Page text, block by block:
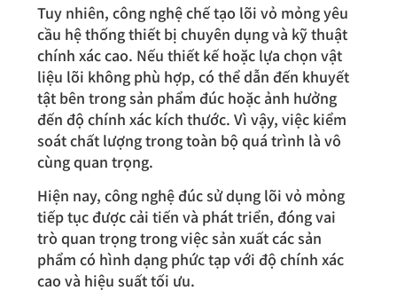
Tuy nhiên, công nghệ chế tạo lõi vỏ mỏng yêu
cầu hệ thống thiết bị chuyên dụng và kỹ thuật
chính xác cao. Nếu thiết kế hoặc lựa chọn vật
liệu lõi không phù hợp, có thể dẫn đến khuyết
tật bên trong sản phẩm đúc hoặc ảnh hưởng
đến độ chính xác kích thước. Vì vậy, việc kiểm
soát chất lượng trong toàn bộ quá trình là vô
cùng quan trọng.
Hiện nay, công nghệ đúc sử dụng lõi vỏ mỏng
tiếp tục được cải tiến và phát triển, đóng vai
trò quan trọng trong việc sản xuất các sản
phẩm có hình dạng phức tạp với độ chính xác
cao và hiệu suất tối ưu.